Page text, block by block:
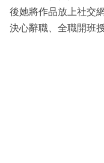
後她將作品放上社交
決心辭職、全職開班授